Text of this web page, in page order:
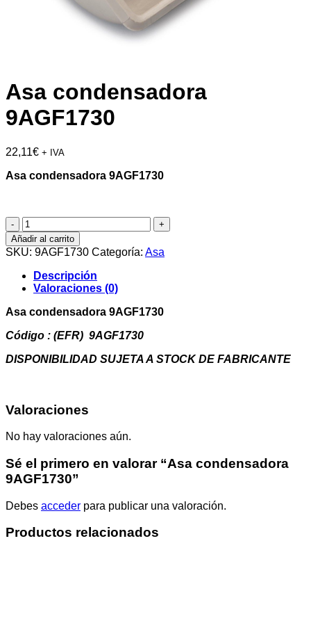
Asa condensadora
9AGF1730
22,11€ + IVA
Asa condensadora 9AGF1730
Asa
condensadora
9AGF1730
cantidad
Añadir al carrito
SKU: 9AGF1730 Categoría: Asa
Descripción
Valoraciones (0)
Asa condensadora 9AGF1730
Código : (EFR) 9AGF1730
DISPONIBILIDAD SUJETA A STOCK DE FABRICANTE
Valoraciones
No hay valoraciones aún.
Sé el primero en valorar “Asa condensadora
9AGF1730”
Debes acceder para publicar una valoración.
Productos relacionados